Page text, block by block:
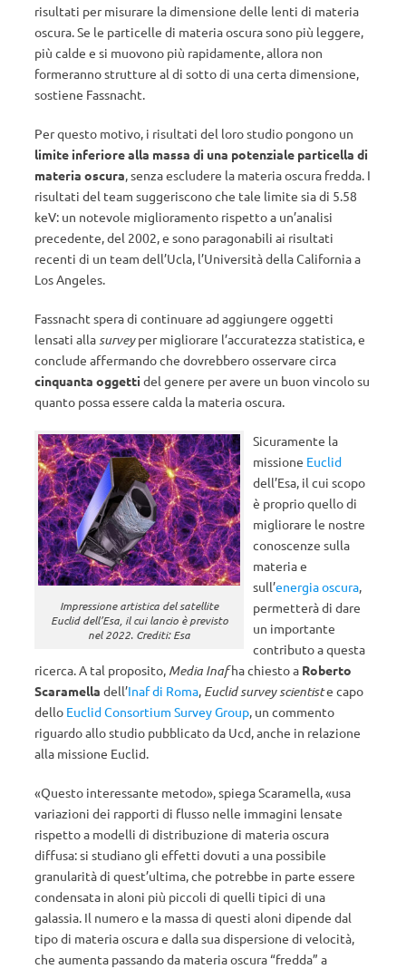
risultati per misurare la dimensione delle lenti di materia
oscura. Se le particelle di materia oscura sono più leggere,
più calde e si muovono più rapidamente, allora non
formeranno strutture al di sotto di una certa dimensione,
sostiene Fassnacht.
Per questo motivo, i risultati del loro studio pongono un
limite inferiore alla massa di una potenziale particella di
materia oscura, senza escludere la materia oscura fredda. I
risultati del team suggeriscono che tale limite sia di 5.58
keV: un notevole miglioramento rispetto a un’analisi
precedente, del 2002, e sono paragonabili ai risultati
recenti di un team dell’Ucla, l’Università della California a
Los Angeles.
Fassnacht spera di continuare ad aggiungere oggetti
lensati allasurveyper migliorare l’accuratezza statistica, e
conclude affermando che dovrebbero osservare circa
cinquanta oggetti del genere per avere un buon vincolo su
quanto possa essere calda la materia oscura.
Impressione artistica del satellite
Euclid dell’Esa, il cui lancio è previsto
nel 2022. Crediti: Esa
Sicuramente la
missione Euclid
dell’Esa, il cui scopo
è proprio quello di
migliorare le nostre
conoscenze sulla
materia e
sull’energia oscura,
permetterà di dare
un importante
contributo a questa
ricerca. A tal proposito, Media Inafha chiesto a Roberto
Scaramella dell’Inaf di Roma, Euclid survey scientiste capo
dello Euclid Consortium Survey Group, un commento
riguardo allo studio pubblicato da Ucd, anche in relazione
alla missione Euclid.
«Questo interessante metodo», spiega Scaramella, «usa
variazioni dei rapporti di flusso nelle immagini lensate
rispetto a modelli di distribuzione di materia oscura
diffusa: si studiano gli effetti dovuti a una possibile
granularità di quest’ultima, che potrebbe in parte essere
condensata in aloni più piccoli di quelli tipici di una
galassia. Il numero e la massa di questi aloni dipende dal
tipo di materia oscura e dalla sua dispersione di velocità,
che aumenta passando da materia oscura “fredda” a